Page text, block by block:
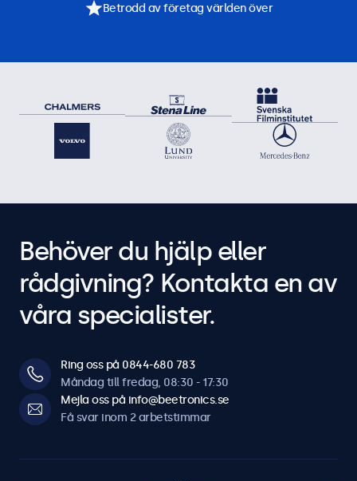
Betrodd av företag världen över
Behöver du hjälp eller
rådgivning? Kontakta en av
våra specialister.
Ring oss på 0844-680 783
Måndag till fredag, 08:30 - 17:30
Mejla oss på info@beetronics.se
Få svar inom 2 arbetstimmar